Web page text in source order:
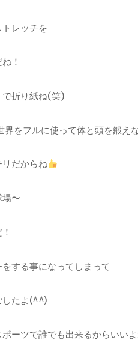
トレッチを
！
で折り紙ね(笑)
界をフルに使って体と頭を鍛え
だからね
〜
する事になってしまって
したよ(^^)
ーツで誰でも出来るからいいよ